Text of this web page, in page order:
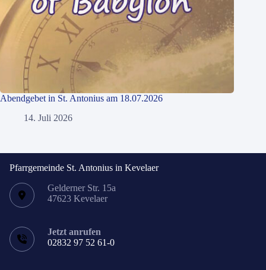
Abendgebet in St. Antonius am 18.07.2026
14. Juli 2026
Pfarrgemeinde St. Antonius in Kevelaer
Gelderner Str. 15a
47623 Kevelaer
Jetzt anrufen
02832 97 52 61-0